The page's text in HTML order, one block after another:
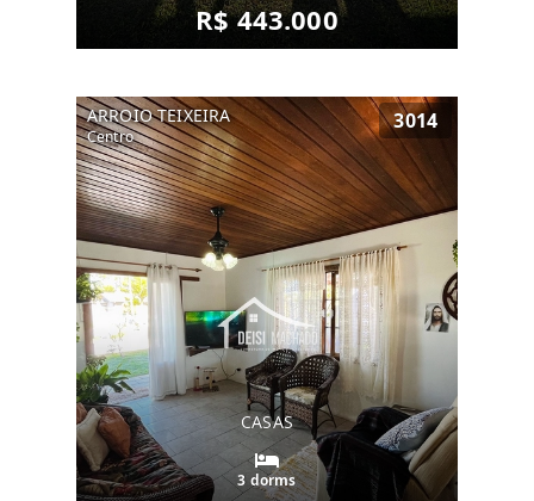
R$ 443.000
ARROIO TEIXEIRA
Centro
3014
CASAS
3 dorms